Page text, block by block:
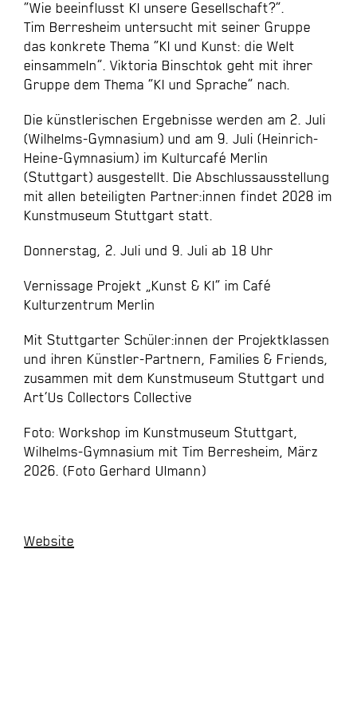
“Wie beeinflusst KI unsere Gesellschaft?”.
Tim Berresheim untersucht mit seiner Gruppe
das konkrete Thema “KI und Kunst: die Welt
einsammeln”. Viktoria Binschtok geht mit ihrer
Gruppe dem Thema “KI und Sprache” nach.
Die künstlerischen Ergebnisse werden am 2. Juli
(Wilhelms-Gymnasium) und am 9. Juli (Heinrich-
Heine-Gymnasium) im Kulturcafé Merlin
(Stuttgart) ausgestellt. Die Abschlussausstellung
mit allen beteiligten Partner:innen findet 2028 im
Kunstmuseum Stuttgart statt.
Donnerstag, 2. Juli und 9. Juli ab 18 Uhr
Vernissage Projekt „Kunst & KI“ im Café
Kulturzentrum Merlin
Mit Stuttgarter Schüler:innen der Projektklassen
und ihren Künstler-Partnern, Families & Friends,
zusammen mit dem Kunstmuseum Stuttgart und
Art’Us Collectors Collective
Foto: Workshop im Kunstmuseum Stuttgart,
Wilhelms-Gymnasium mit Tim Berresheim, März
2026. (Foto Gerhard Ulmann)
Website